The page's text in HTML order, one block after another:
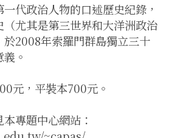
代政治人物的口述歷史紀錄，
尤其是第三世界和大洋洲政治
2008年索羅門群島獨立三十
。
元，平裝本700元。
專題中心網站：